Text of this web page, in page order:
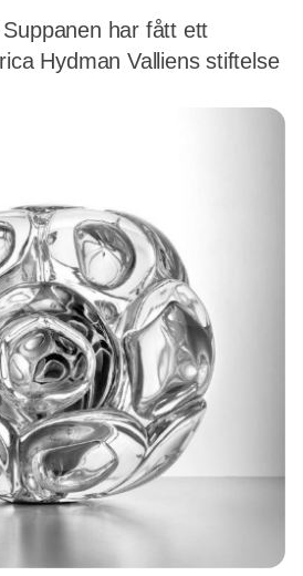
har fått ett
Hydman Valliens stiftelse